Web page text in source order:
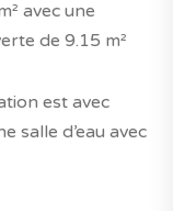
avec une
de 9.15 m²
est avec
salle d’eau avec